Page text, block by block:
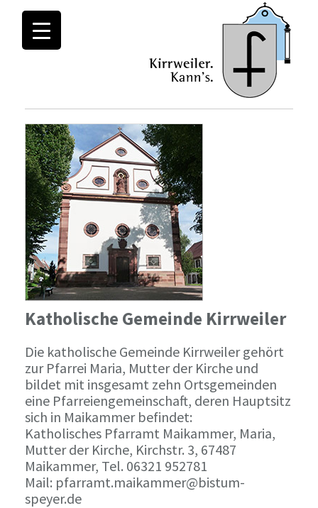
Katholische Gemeinde Kirrweiler
Die katholische Gemeinde Kirrweiler gehört
zur Pfarrei Maria, Mutter der Kirche und
bildet mit insgesamt zehn Ortsgemeinden
eine Pfarreiengemeinschaft, deren Hauptsitz
sich in Maikammer befindet:
Katholisches Pfarramt Maikammer, Maria,
Mutter der Kirche, Kirchstr. 3, 67487
Maikammer, Tel. 06321 952781
Mail: pfarramt.maikammer@bistum-
speyer.de